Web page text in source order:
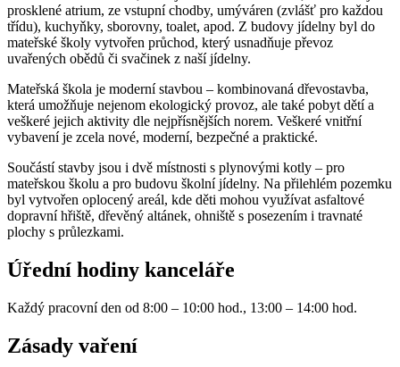
prosklené atrium, ze vstupní chodby, umýváren (zvlášť pro každou
třídu), kuchyňky, sborovny, toalet, apod. Z budovy jídelny byl do
mateřské školy vytvořen průchod, který usnadňuje převoz
uvařených obědů či svačinek z naší jídelny.
Mateřská škola je moderní stavbou – kombinovaná dřevostavba,
která umožňuje nejenom ekologický provoz, ale také pobyt dětí a
veškeré jejich aktivity dle nejpřísnějších norem. Veškeré vnitřní
vybavení je zcela nové, moderní, bezpečné a praktické.
Součástí stavby jsou i dvě místnosti s plynovými kotly – pro
mateřskou školu a pro budovu školní jídelny. Na přilehlém pozemku
byl vytvořen oplocený areál, kde děti mohou využívat asfaltové
dopravní hřiště, dřevěný altánek, ohniště s posezením i travnaté
plochy s průlezkami.
Úřední hodiny kanceláře
Každý pracovní den od 8:00 – 10:00 hod., 13:00 – 14:00 hod.
Zásady vaření